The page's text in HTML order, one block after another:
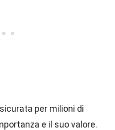
per milioni di
e il suo valore.